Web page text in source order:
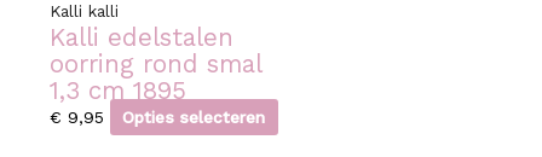
Kalli kalli
Kalli edelstalen
oorring rond smal
1,3 cm 1895
€ 9,95 Opties selecteren